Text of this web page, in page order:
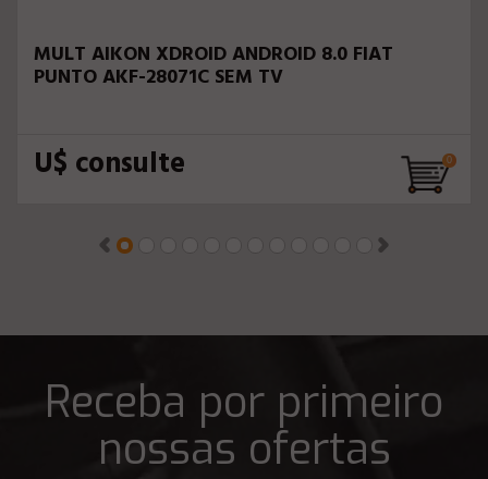
MULT AIKON XDROID ANDROID 8.0 FIAT
PUNTO AKF-28071C SEM TV
U$ consulte
Receba por primeiro
nossas ofertas